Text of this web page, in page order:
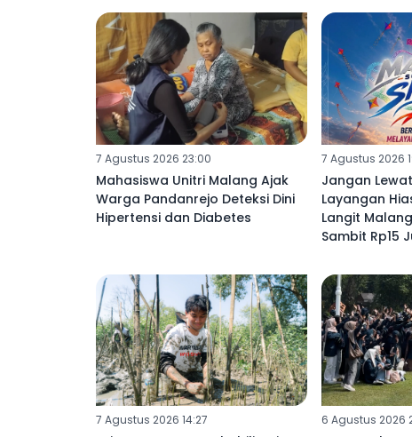
7 Agustus 2026 23:00
Mahasiswa Unitri Malang Ajak
Warga Pandanrejo Deteksi Dini
Hipertensi dan Diabetes
7 Agustus 2026
Jangan
Layangan
Langit
Sambit Rp15
7 Agustus 2026 14:27 6 Agustus 2026